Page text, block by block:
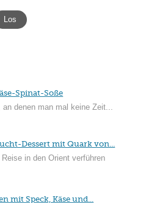
Spinat-Soße
an denen man mal keine Zeit...
Dessert mit Quark von...
in den Orient verführen
mit Speck, Käse und...